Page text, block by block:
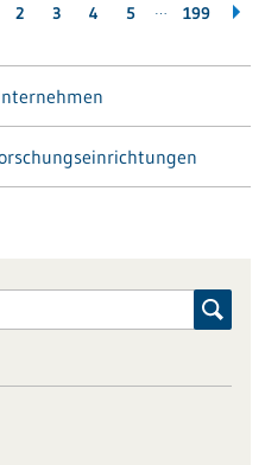
2 3 4 5 … 199